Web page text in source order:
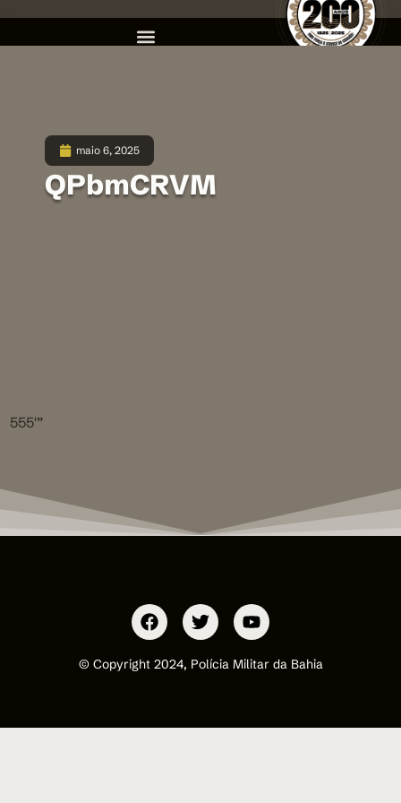
maio 6, 2025
QPbmCRVM
555′”
© Copyright 2024, Polícia Militar da Bahia